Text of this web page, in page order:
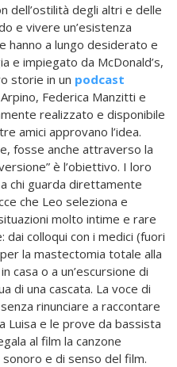
dell’ostilità degli altri e delle
e vivere un’esistenza
hanno a lungo desiderato e
e impiegato da McDonald’s,
storie in un podcast
Federica Manzitti e
realizzato e disponibile
amici approvano l’idea.
fosse anche attraverso la
è l’obiettivo. I loro
chi guarda direttamente
che Leo seleziona e
molto intime e rare
dai colloqui con i medici (fuori
la mastectomia totale alla
casa o a un’escursione di
di una cascata. La voce di
rinunciare a raccontare
Luisa e le prove da bassista
al film la canzone
e di senso del film.